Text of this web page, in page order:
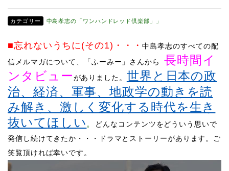
カテゴリー 中島孝志の「ワンハンドレッド倶楽部」」
■忘れないうちに(その1) ・・・中島孝志のすべての配
信メルマガについて、「ふーみー」さんから
長時間イ
ンタビューがありました。 世界と日本の政
治、経済、軍事、地政学の動きを読
み解き、激しく変化する時代を生き
抜いてほしい 。
どんなコンテンツをどういう思いで
発信し続けてきたか・・・ドラマとストーリーがあります。ご
笑覧頂ければ幸いです。